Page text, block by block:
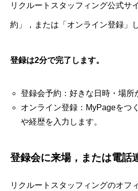
リクルートスタッフィング公式サ
約」，または「オンライン登録」
登録は2分で完了します。
登録会予約：好きな日時・場所
オンライン登録：MyPageをつ
や経歴を入力します。
登録会に来場，または電話
リクルートスタッフィングのオフ